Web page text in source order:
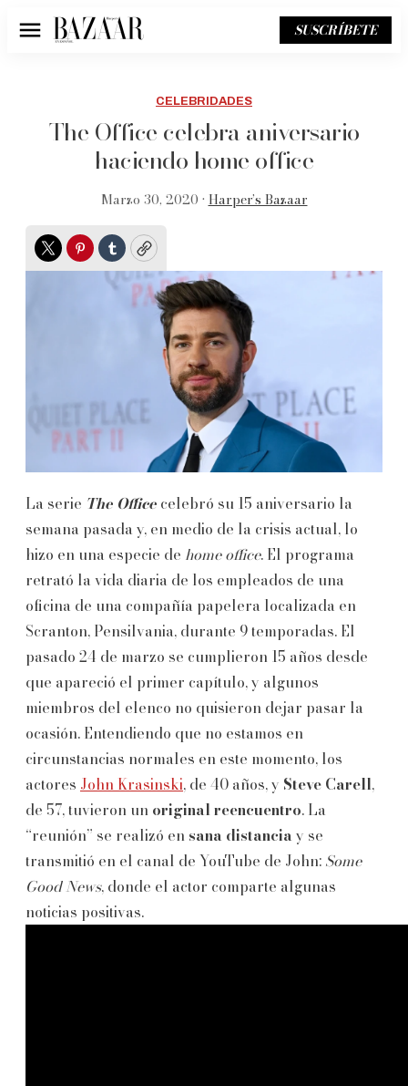
Menú SUSCRÍBETE
CELEBRIDADES
The Office celebra aniversario
haciendo home office
Marzo 30, 2020 • Harper’s Bazaar
TwitterPinterest
TumblrCopy
La serie The Office celebró su 15 aniversario la
semana pasada y, en medio de la crisis actual, lo
hizo en una especie de home office. El programa
retrató la vida diaria de los empleados de una
oficina de una compañía papelera localizada en
Scranton, Pensilvania, durante 9 temporadas. El
pasado 24 de marzo se cumplieron 15 años desde
que apareció el primer capítulo, y algunos
miembros del elenco no quisieron dejar pasar la
ocasión. Entendiendo que no estamos en
circunstancias normales en este momento, los
actores John Krasinski, de 40 años, y Steve Carell,
de 57, tuvieron un original reencuentro. La
“reunión” se realizó en sana distanciay se
transmitió en el canal de YouTube de John: Some
Good News, donde el actor comparte algunas
noticias positivas.